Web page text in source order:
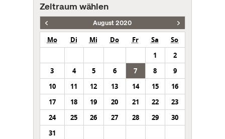
Zeitraum wählen
August 2020
Mo Di Mi Do Fr Sa
So
1
2
3
4 5 6 7 8
9
10
11 12 13 14 15
16
17
18 19 20 21 22
23
24
25 26 27 28 29
30
31